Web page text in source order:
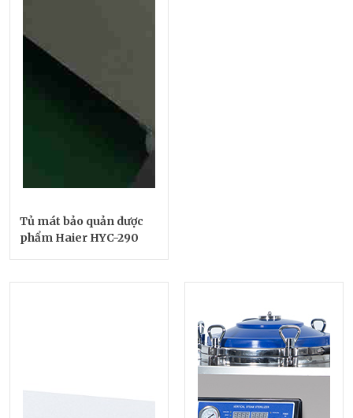
Tủ mát bảo quản dược
phẩm Haier HYC-290